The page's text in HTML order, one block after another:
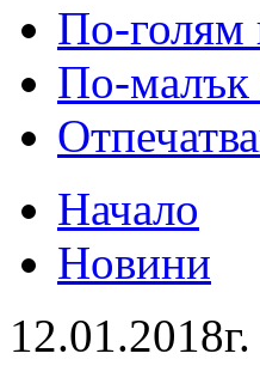
По-
По-
Начало
Новини
12.01.2018г.